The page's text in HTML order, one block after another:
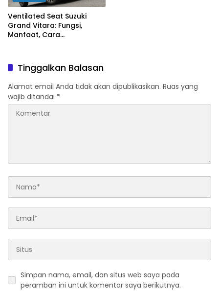
Ventilated Seat Suzuki
Grand Vitara: Fungsi,
Manfaat, Cara
Tinggalkan Balasan
Alamat email Anda tidak akan dipublikasikan. Ruas yang
wajib ditandai *
Simpan nama, email, dan situs web saya pada
peramban ini untuk komentar saya berikutnya.